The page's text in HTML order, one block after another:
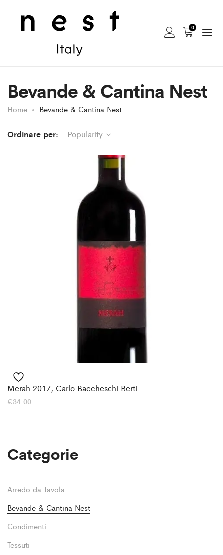
0
Bevande & Cantina Nest
Home Bevande & Cantina Nest
Ordinare per: Popularity
Merah 2017, Carlo Baccheschi Berti
€34.00
Categorie
Arredo da Tavola
Bevande & Cantina Nest
Condimenti
Tessuti